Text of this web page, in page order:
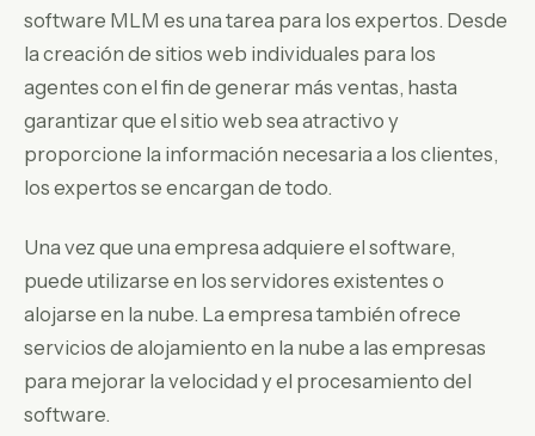
software MLM es una tarea para los expertos. Desde
la creación de sitios web individuales para los
agentes con el fin de generar más ventas, hasta
garantizar que el sitio web sea atractivo y
proporcione la información necesaria a los clientes,
los expertos se encargan de todo.
Una vez que una empresa adquiere el software,
puede utilizarse en los servidores existentes o
alojarse en la nube. La empresa también ofrece
servicios de alojamiento en la nube a las empresas
para mejorar la velocidad y el procesamiento del
software.